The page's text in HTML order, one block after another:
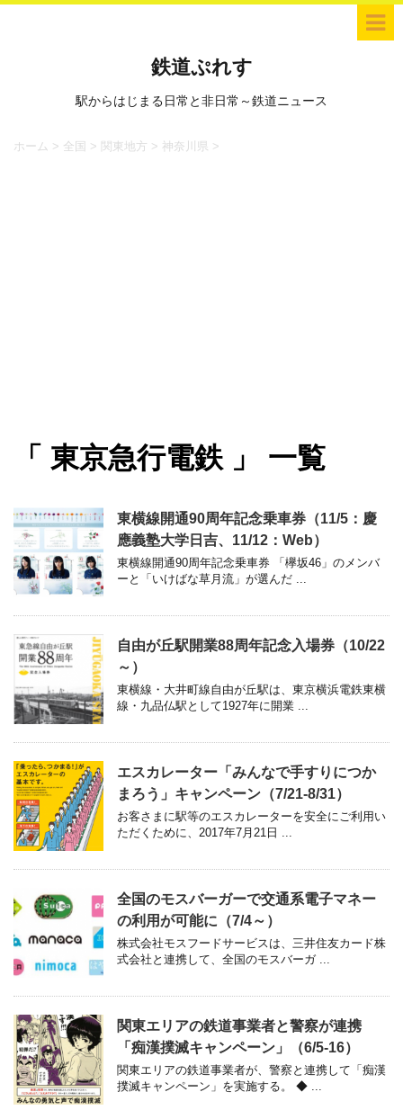
鉄道ぷれす
駅からはじまる日常と非日常～鉄道ニュース
ホーム > 全国 > 関東地方 > 神奈川県 >
「 東京急行電鉄 」 一覧
東横線開通90周年記念乗車券（11/5：慶
應義塾大学日吉、11/12：Web）
東横線開通90周年記念乗車券 「欅坂46」のメンバ
ーと「いけばな草月流」が選んだ ...
自由が丘駅開業88周年記念入場券（10/22
～）
東横線・大井町線自由が丘駅は、東京横浜電鉄東横
線・九品仏駅として1927年に開業 ...
エスカレーター「みんなで手すりにつか
まろう」キャンペーン（7/21-8/31）
お客さまに駅等のエスカレーターを安全にご利用い
ただくために、2017年7月21日 ...
全国のモスバーガーで交通系電子マネー
の利用が可能に（7/4～）
株式会社モスフードサービスは、三井住友カード株
式会社と連携して、全国のモスバーガ ...
関東エリアの鉄道事業者と警察が連携
「痴漢撲滅キャンペーン」（6/5-16）
関東エリアの鉄道事業者が、警察と連携して「痴漢
撲滅キャンペーン」を実施する。 ◆ ...